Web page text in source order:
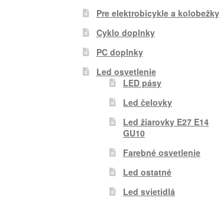
Pre elektrobicykle a kolobežky
Cyklo doplnky
PC doplnky
Led osvetlenie
LED pásy
Led čelovky
Led žiarovky E27 E14
GU10
Farebné osvetlenie
Led ostatné
Led svietidlá